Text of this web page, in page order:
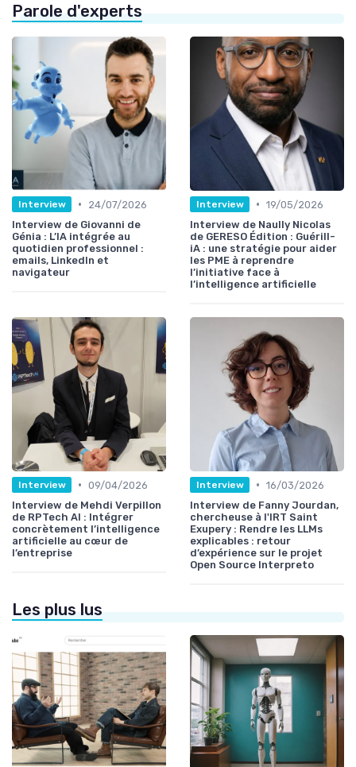
Parole d'experts
Interview •
24/07/2026
Interview de Giovanni de
Génia : L’IA intégrée au
quotidien professionnel :
emails, LinkedIn et
navigateur
Interview • 19/05/2026
Interview de Naully Nicolas
de GERESO Édition : Guérill-
iA : une stratégie pour aider
les PME à reprendre
l’initiative face à
l’intelligence artificielle
Interview • 09/04/2026
Interview de Mehdi Verpillon
de RPTech AI : Intégrer
concrètement l’intelligence
artificielle au cœur de
l’entreprise
Interview • 16/03/2026
Interview de Fanny Jourdan,
chercheuse à l'IRT Saint
Exupery : Rendre les LLMs
explicables : retour
d’expérience sur le projet
Open Source Interpreto
Les plus lus